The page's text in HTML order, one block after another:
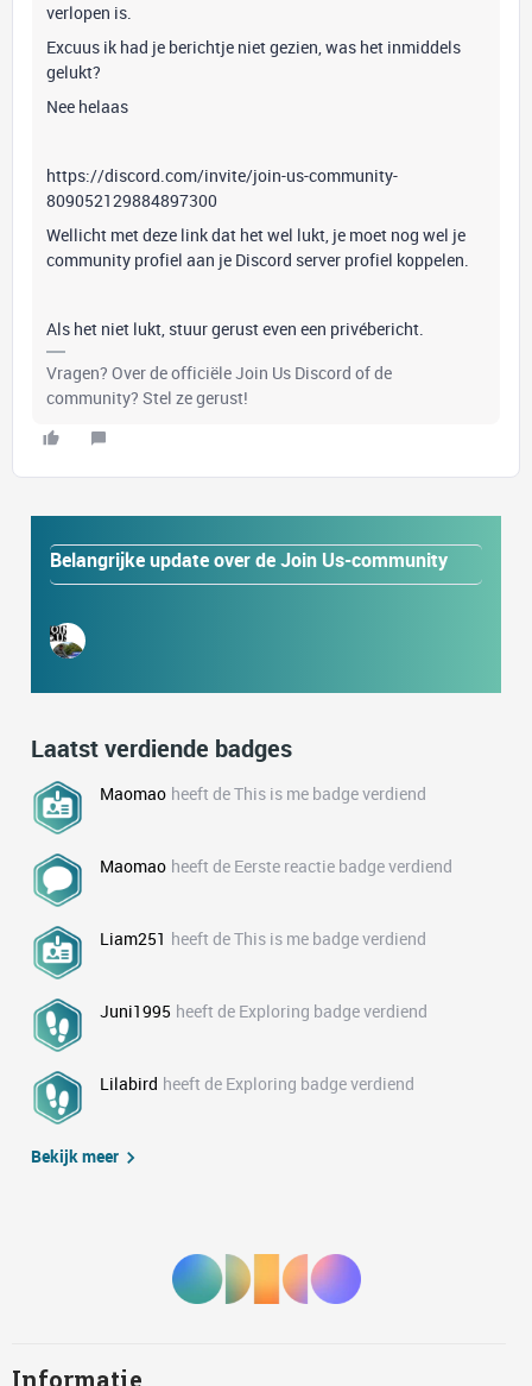
verlopen is.
Excuus ik had je berichtje niet gezien, was het inmiddels
gelukt?
Nee helaas
https://discord.com/invite/join-us-community-
809052129884897300
Wellicht met deze link dat het wel lukt, je moet nog wel je
community profiel aan je Discord server profiel koppelen.
Als het niet lukt, stuur gerust even een privébericht.
Vragen? Over de officiële Join Us Discord of de
community? Stel ze gerust!
Belangrijke update over de Join Us-community
Laatst verdiende badges
Maomao heeft de This is me badge verdiend
Maomao heeft de Eerste reactie badge verdiend
Liam251 heeft de This is me badge verdiend
Juni1995 heeft de Exploring badge verdiend
Lilabird heeft de Exploring badge verdiend
Bekijk meer
Informatie